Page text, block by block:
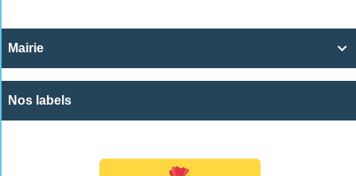

Mairie
Nos labels